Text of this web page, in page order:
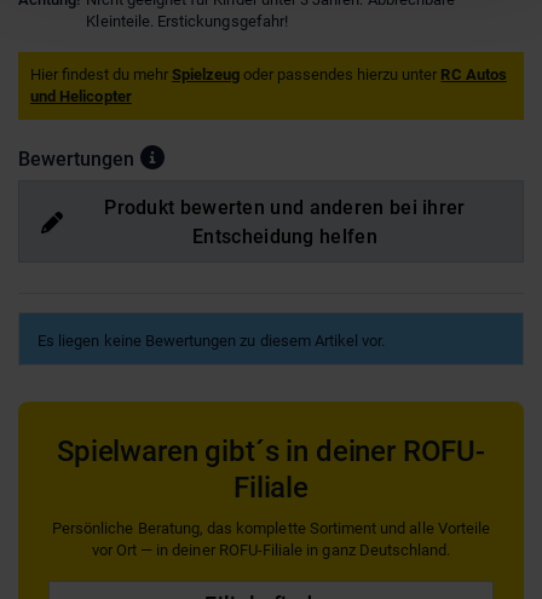
Kleinteile. Erstickungsgefahr!
Hier findest du mehr Spielzeug oder passendes hierzu unter RC Autos
und Helicopter
Bewertungen
Produkt bewerten und anderen bei ihrer
Entscheidung helfen
Es liegen keine Bewertungen zu diesem Artikel vor.
Spielwaren gibt´s in deiner ROFU-
Filiale
Persönliche Beratung, das komplette Sortiment und alle Vorteile
vor Ort — in deiner ROFU-Filiale in ganz Deutschland.